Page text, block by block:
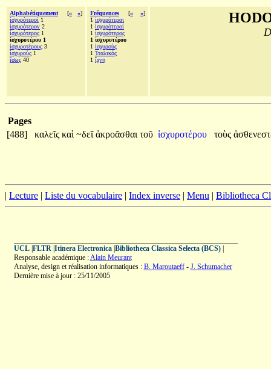
Alphabétiquement [« »]
ἰσχυρότεροί 1
ἰσχυρότερον 2
ἰσχυρότερος 1
ἰσχυροτέρου 1
ἰσχυροτέρους 3
ἰσχυροὺς 1
ἴσως 40
Fréquences [« »]
1 ἰσχυρότεραι
1 ἰσχυρότεροί
1 ἰσχυρότερος
1 ἰσχυροτέρου
1 ἰσχυροὺς
1 Ἰταλικός
1 ἴχνη
Pages
[488]
καλεῖς καὶ ~δεῖἀκροᾶσθαι τοῦ ἰσχυροτέρου τοὺς
| Lecture | Liste du vocabulaire | Index inverse | Menu | Bibliotheca
UCL| FLTR| Itinera Electronica| Bibliotheca Classica Selecta (BCS)|
Responsable académique :Alain Meurant
Analyse, design et réalisation informatiques : B. Maroutaeff- J. Schumacher
Dernière mise à jour : 25/11/2005